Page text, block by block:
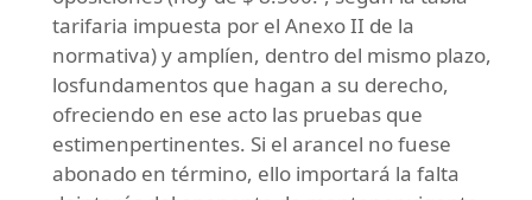
tarifaria impuesta por el Anexo II de la
normativa) y amplíen, dentro del mismo plazo,
losfundamentos que hagan a su derecho,
ofreciendo en ese acto las pruebas que
estimenpertinentes. Si el arancel no fuese
abonado en término, ello importará la falta